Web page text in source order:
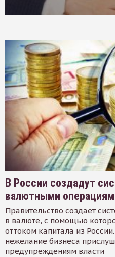
В России создадут
валютными
Правительство создает
в валюте, с помощью
оттоком капитала из
нежелание бизнеса
предупреждениям власти